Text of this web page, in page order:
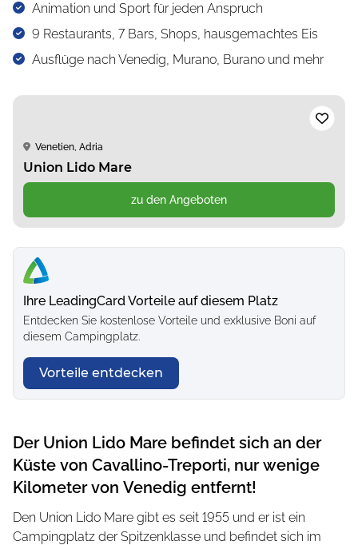
Animation und Sport für jeden Anspruch
9 Restaurants, 7 Bars, Shops, hausgemachtes Eis
Ausflüge nach Venedig, Murano, Burano und mehr
Venetien, Adria
Union Lido Mare
zu den Angeboten
Ihre LeadingCard Vorteile auf diesem Platz
Entdecken Sie kostenlose Vorteile und exklusive Boni auf
diesem Campingplatz.
Vorteile entdecken
Der Union Lido Mare befindet sich an der
Küste von Cavallino-Treporti, nur wenige
Kilometer von Venedig entfernt!
Den Union Lido Mare gibt es seit 1955 und er ist ein
Campingplatz der Spitzenklasse und befindet sich im